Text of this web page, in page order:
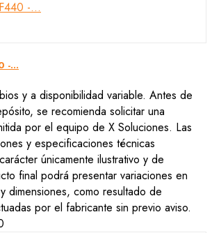
-...
y a disponibilidad variable. Antes de
se recomienda solicitar una
por el equipo de X Soluciones. Las
y especificaciones técnicas
únicamente ilustrativo y de
final podrá presentar variaciones en
dimensiones, como resultado de
por el fabricante sin previo aviso.